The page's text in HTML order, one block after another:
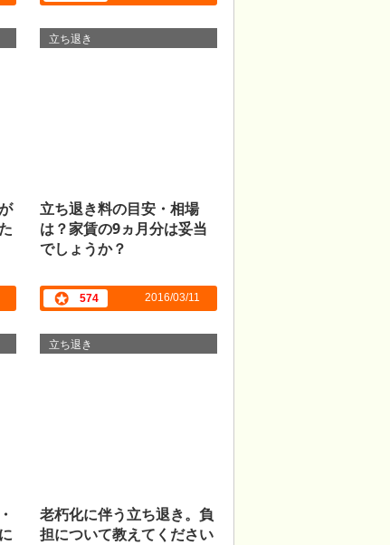
立ち退き
立ち退き料の目安・相場
は？家賃の9ヵ月分は妥当
でしょうか？
574 2016/03/11
立ち退き
老朽化に伴う立ち退き。負
担について教えてください